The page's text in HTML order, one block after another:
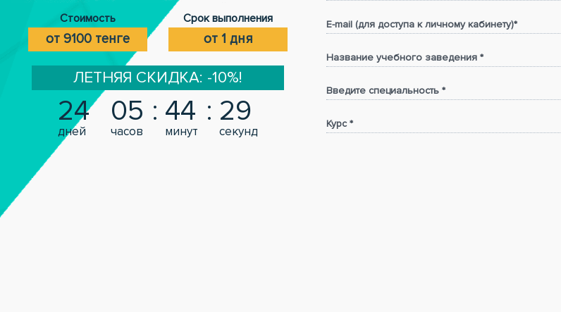
Стоимость
от 9100 тенге
Срок выполнения
от 1 дня
ЛЕТНЯЯ СКИДКА: -10%!
24
дней
05
часов
44
минут
28
секунд
E-mail (для доступа к личному кабинету)*
Название учебного заведения *
Введите специальность *
Курс *